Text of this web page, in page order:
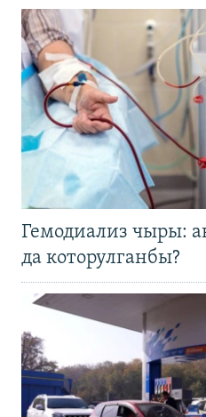
Гемодиализ чыры:
да которулганбы?